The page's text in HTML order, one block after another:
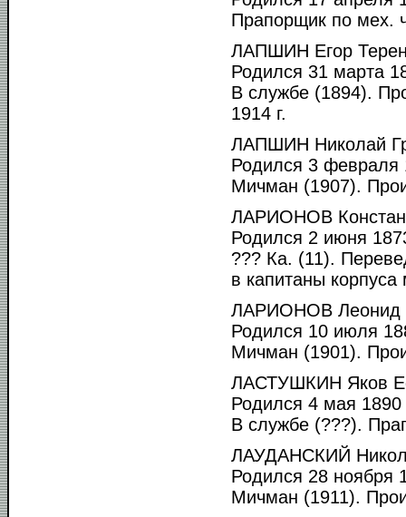
Прапорщик по мех.
ЛАПШИН Егор
Родился 31 марта
В службе (1894).
1914 г.
ЛАПШИН Николай
Родился 3 февраля
Мичман (1907).
ЛАРИОНОВ
Родился 2 июня
??? Ка. (11).
в капитаны
ЛАРИОНОВ Леонид
Родился 10 июля
Мичман (1901).
ЛАСТУШКИН Яков
Родился 4 мая 1890
В службе (???).
ЛАУДАНСКИЙ
Родился 28 ноября
Мичман (1911).